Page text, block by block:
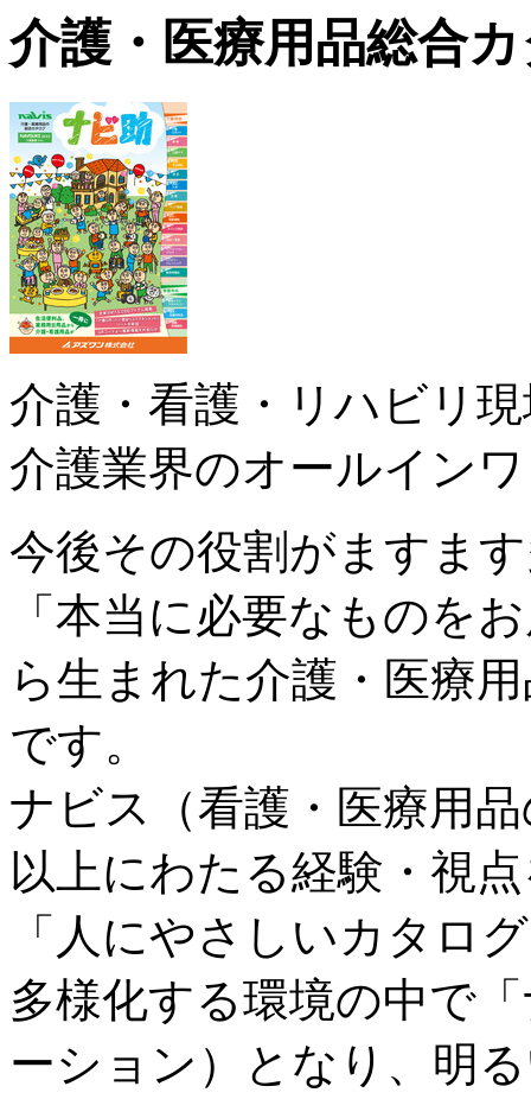
介護・医療用品総合
介護・看護・リハビリ
介護業界のオールイン
今後その役割がますま
「本当に必要なものを
ら生まれた介護・医療
です。
ナビス（看護・医療用
以上にわたる経験・視
「人にやさしいカタロ
多様化する環境の中で
ーション）となり、明